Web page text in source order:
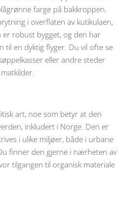
farge på bakkroppen.
i overflaten av kutikulaen,
robust bygget, og den har
til en dyktig flyger. Du vil ofte se
eller andre steder
art, noe som betyr at den
inkludert i Norge. Den er
i ulike miljøer, både i urbane
finner den gjerne i nærheten av
tilgangen til organisk materiale